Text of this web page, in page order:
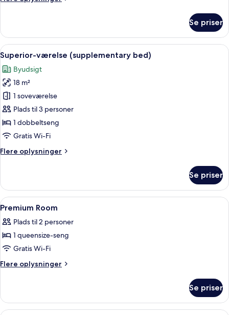
værelse
Se priser
Indlæs
alle
billeder
af
Superior-
værelse
(supplementary
bed)
Et hotelværelse med en seng, et
5
Superior-værelse (supplementary bed)
Byudsigt
18 m²
1 soveværelse
Plads til 3 personer
1 dobbeltseng
Gratis Wi-Fi
Flere oplysninger
Flere
værelse
(supplementary
bed)
Se priser
Indlæs
alle
billeder
af
Premium
Room
Premium-sengetøj, minibar,
7
Premium Room
Plads til 2 personer
1 queensize-seng
Gratis Wi-Fi
Flere oplysninger
Flere
Room
Se priser
Premium-sengetøj, minibar,